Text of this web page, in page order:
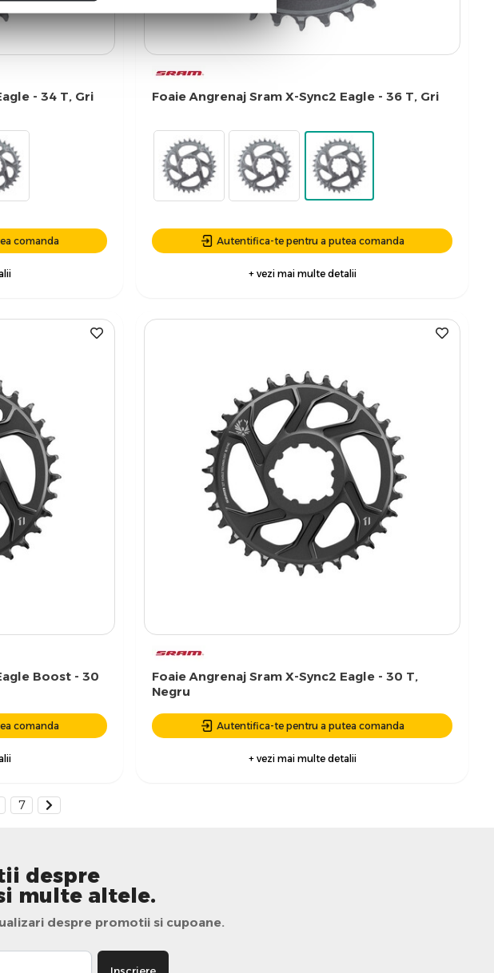
- 34 T, Gri
comanda
Foaie Angrenaj Sram X-Sync2 Eagle - 36 T, Gri
Autentifica-te pentru a putea comanda
+ vezi mai multe detalii
Boost - 30
comanda
Foaie Angrenaj Sram X-Sync2 Eagle - 30 T,
Negru
Autentifica-te pentru a putea comanda
+ vezi mai multe detalii
7
despre
multe altele.
despre promotii si cupoane.